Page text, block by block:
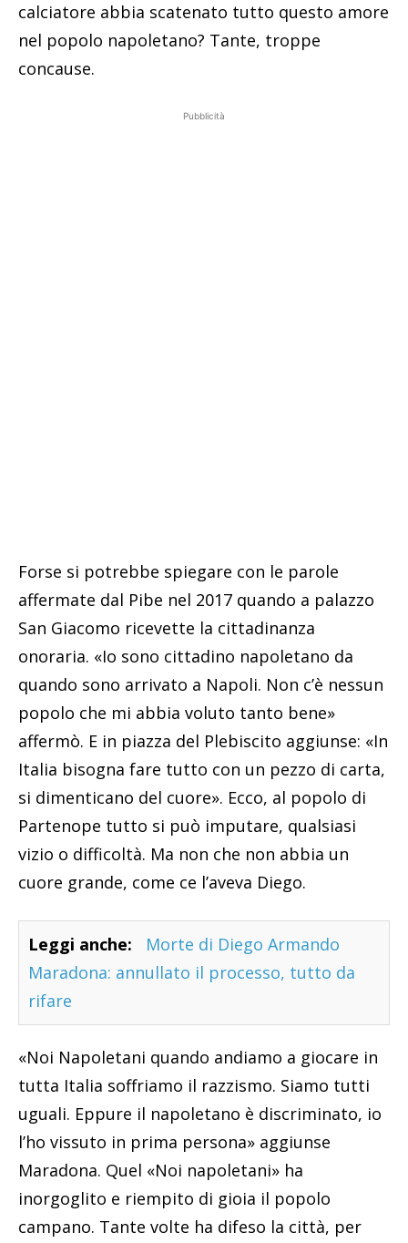
calciatore abbia scatenato tutto questo amore
nel popolo napoletano? Tante, troppe
concause.
Pubblicità
Forse si potrebbe spiegare con le parole
affermate dal Pibe nel 2017 quando a palazzo
San Giacomo ricevette la cittadinanza
onoraria. «Io sono cittadino napoletano da
quando sono arrivato a Napoli. Non c’è nessun
popolo che mi abbia voluto tanto bene»
affermò. E in piazza del Plebiscito aggiunse: «In
Italia bisogna fare tutto con un pezzo di carta,
si dimenticano del cuore». Ecco, al popolo di
Partenope tutto si può imputare, qualsiasi
vizio o difficoltà. Ma non che non abbia un
cuore grande, come ce l’aveva Diego.
Leggi anche:
Morte di Diego Armando
Maradona: annullato il processo, tutto da
rifare
«Noi Napoletani quando andiamo a giocare in
tutta Italia soffriamo il razzismo. Siamo tutti
uguali. Eppure il napoletano è discriminato, io
l’ho vissuto in prima persona» aggiunse
Maradona. Quel «Noi napoletani» ha
inorgoglito e riempito di gioia il popolo
campano. Tante volte ha difeso la città, per